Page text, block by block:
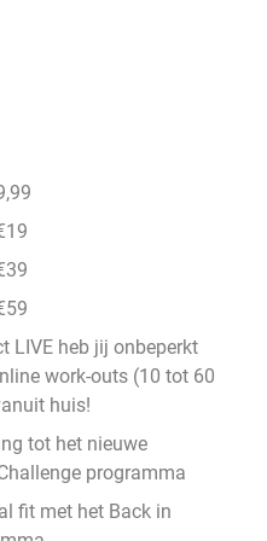
LIVE heb jij onbeperkt
work-outs (10 tot 60
huis!
tot het nieuwe
programma
fit met het Back in